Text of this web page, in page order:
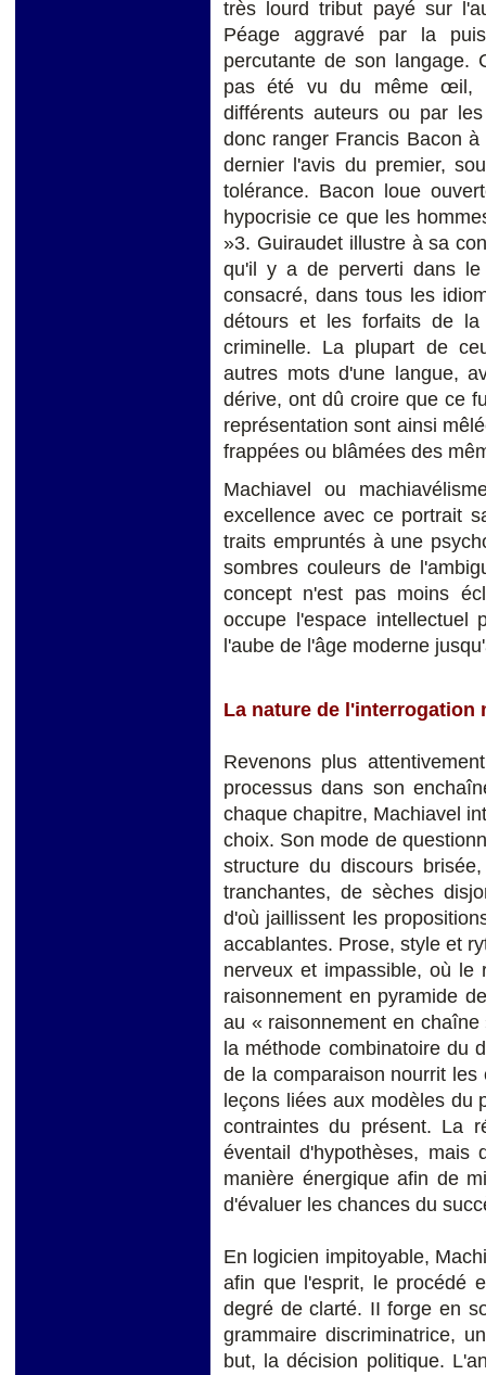
très lourd tribut payé sur
Péage aggravé par la
percutante de son langage.
pas été vu du même œil,
différents auteurs ou par
donc ranger Francis Bacon
dernier l'avis du premier,
tolérance. Bacon loue
hypocrisie ce que les
»3. Guiraudet illustre à sa
qu'il y a de perverti dans
consacré, dans tous les
détours et les forfaits de
criminelle. La plupart de
autres mots d'une langue,
dérive, ont dû croire que ce
représentation sont ainsi
frappées ou blâmées des
Machiavel ou
excellence avec ce portrait
traits empruntés à une
sombres couleurs de
concept n'est pas moins
occupe l'espace intellectuel
l'aube de l'âge moderne
La nature de l'interrogation
Revenons plus
processus dans son
chaque chapitre, Machiavel
choix. Son mode de
structure du discours
tranchantes, de sèches
d'où jaillissent les
accablantes. Prose, style et
nerveux et impassible, où le
raisonnement en pyramide
au « raisonnement en
la méthode combinatoire du
de la comparaison nourrit
leçons liées aux modèles du
contraintes du présent. La
éventail d'hypothèses, mais
manière énergique afin de
d'évaluer les chances du
En logicien impitoyable,
afin que l'esprit, le procédé
degré de clarté. II forge en
grammaire discriminatrice,
but, la décision politique.